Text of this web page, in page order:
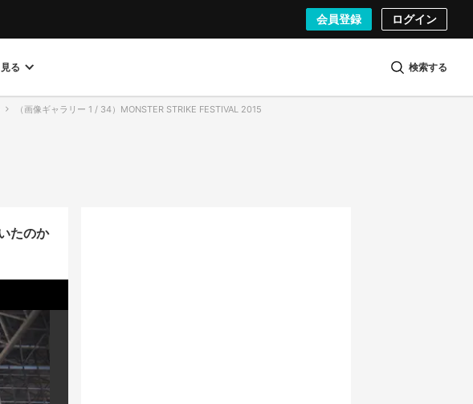
会員登録 ログイン
る 検索する
（画像ギャラリー 1 / 34）MONSTER STRIKE FESTIVAL 2015
たのか